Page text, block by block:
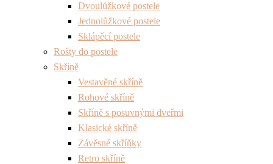
Dvoulůžkové postele
Jednolůžkové postele
Sklápěcí postele
Rošty do postele
Skříně
Vestavěné skříně
Rohové skříně
Skříně s posuvnými dveřmi
Klasické skříně
Závěsné skříňky
Retro skříně